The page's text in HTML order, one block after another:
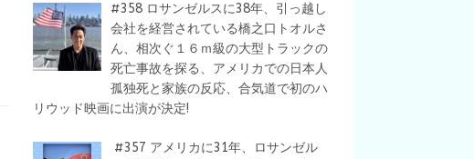
#358 ロサンゼルスに38年、引っ越し
会社を経営されている橋之口トオルさ
ん、相次ぐ１６ｍ級の大型トラックの
死亡事故を探る、アメリカでの日本人
孤独死と家族の反応、合気道で初のハ
リウッド映画に出演が決定!
#357 アメリカに31年、ロサンゼル